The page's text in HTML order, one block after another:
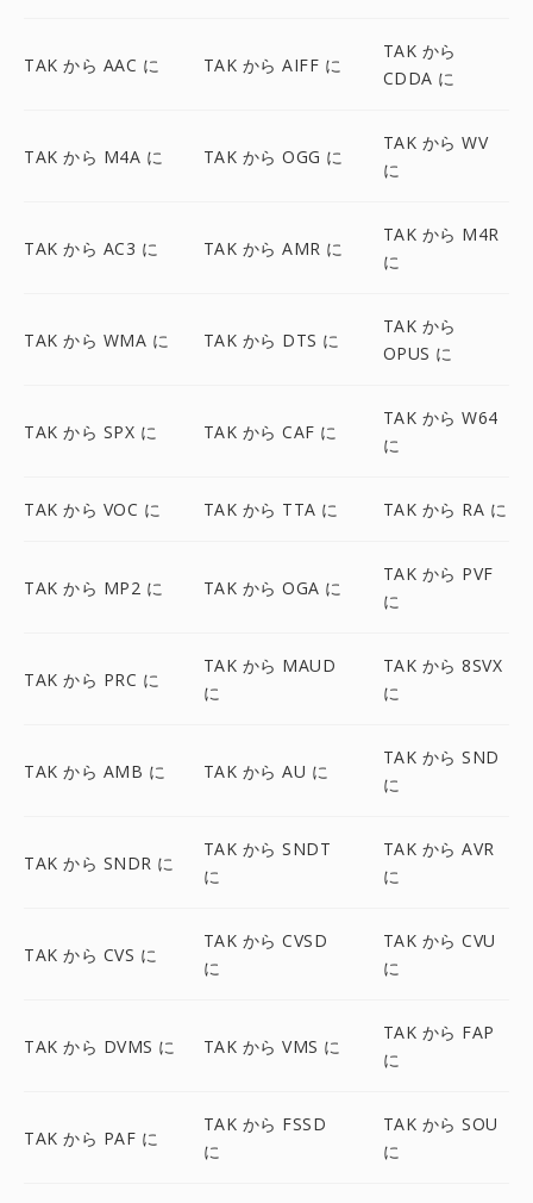
TAK から AAC に TAK から AIFF に
TAK から
CDDA に
TAK から M4A に TAK から OGG に
TAK から WV
に
TAK から AC3 に TAK から AMR に
TAK から M4R
に
TAK から WMA に TAK から DTS に
TAK から
OPUS に
TAK から SPX に TAK から CAF に
TAK から W64
に
TAK から VOC に TAK から TTA に TAK から RA に
TAK から MP2 に TAK から OGA に
TAK から PVF
に
TAK から PRC に
TAK から MAUD
に
TAK から 8SVX
に
TAK から AMB に TAK から AU に
TAK から SND
に
TAK から SNDR に
TAK から SNDT
に
TAK から AVR
に
TAK から CVS に
TAK から CVSD
に
TAK から CVU
に
TAK から DVMS に TAK から VMS に
TAK から FAP
に
TAK から PAF に
TAK から FSSD
に
TAK から SOU
に